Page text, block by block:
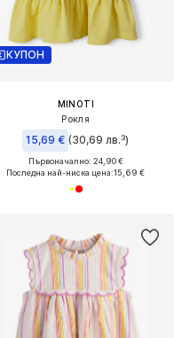
КУПОН
MINOTI
Рокля
15,69 € (30,69 лв.³)
Първоначално: 24,90 €
Последна най-ниска цена:15,69 €